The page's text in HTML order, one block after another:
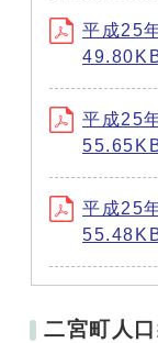
平成25
平成25
平成25
二宮町人